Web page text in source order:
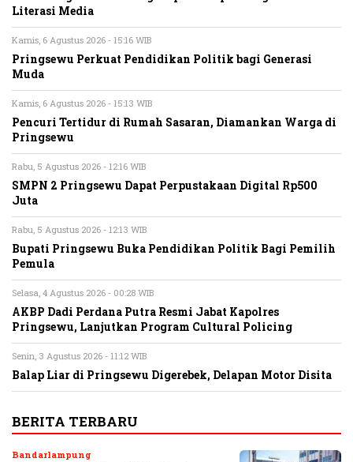
Literasi Media
Kamis, 6 Agustus 2026 - 15:16 WIB
Pringsewu Perkuat Pendidikan Politik bagi Generasi
Muda
Kamis, 6 Agustus 2026 - 15:13 WIB
Pencuri Tertidur di Rumah Sasaran, Diamankan Warga di
Pringsewu
Rabu, 5 Agustus 2026 - 12:16 WIB
SMPN 2 Pringsewu Dapat Perpustakaan Digital Rp500
Juta
Rabu, 5 Agustus 2026 - 12:13 WIB
Bupati Pringsewu Buka Pendidikan Politik Bagi Pemilih
Pemula
Selasa, 4 Agustus 2026 - 00:28 WIB
AKBP Dadi Perdana Putra Resmi Jabat Kapolres
Pringsewu, Lanjutkan Program Cultural Policing
Senin, 3 Agustus 2026 - 11:12 WIB
Balap Liar di Pringsewu Digerebek, Delapan Motor Disita
BERITA TERBARU
Bandarlampung